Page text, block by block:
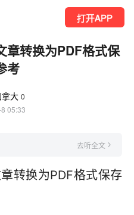
打开APP
章转换为PDF格式保
考
大 0
05:33
去听全文
转换为PDF格式保存